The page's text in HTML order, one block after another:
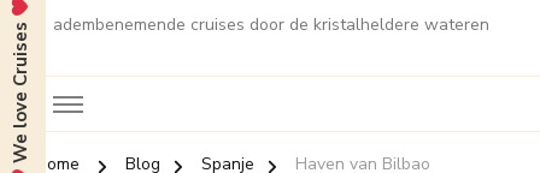
adembenemende cruises door de kristalheldere wateren
Home Blog Spanje Haven van Bilbao
We love Cruises